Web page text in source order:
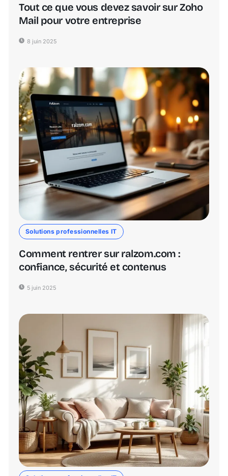
Tout ce que vous devez savoir sur Zoho
Mail pour votre entreprise
8 juin 2025
Solutions professionnelles IT
Comment rentrer sur ralzom.com :
confiance, sécurité et contenus
5 juin 2025